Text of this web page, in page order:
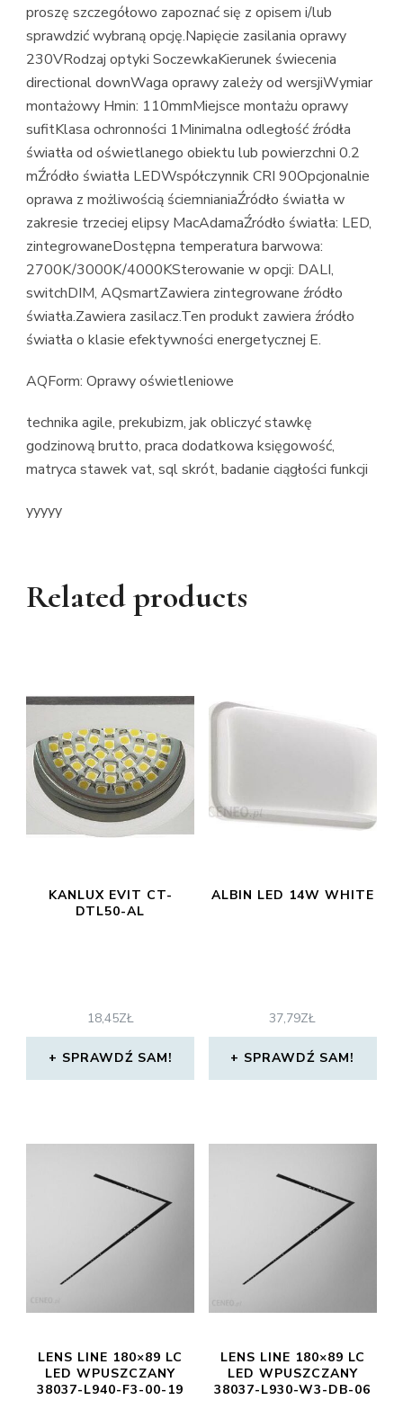
proszę szczegółowo zapoznać się z opisem i/lub
sprawdzić wybraną opcję.Napięcie zasilania oprawy
230VRodzaj optyki SoczewkaKierunek świecenia
directional downWaga oprawy zależy od wersjiWymiar
montażowy Hmin: 110mmMiejsce montażu oprawy
sufitKlasa ochronności 1Minimalna odległość źródła
światła od oświetlanego obiektu lub powierzchni 0.2
mŹródło światła LEDWspółczynnik CRI 90Opcjonalnie
oprawa z możliwością ściemnianiaŹródło światła w
zakresie trzeciej elipsy MacAdamaŹródło światła: LED,
zintegrowaneDostępna temperatura barwowa:
2700K/3000K/4000KSterowanie w opcji: DALI,
switchDIM, AQsmartZawiera zintegrowane źródło
światła.Zawiera zasilacz.Ten produkt zawiera źródło
światła o klasie efektywności energetycznej E.
AQForm: Oprawy oświetleniowe
technika agile, prekubizm, jak obliczyć stawkę
godzinową brutto, praca dodatkowa księgowość,
matryca stawek vat, sql skrót, badanie ciągłości funkcji
yyyyy
Related products
KANLUX EVIT CT-
DTL50-AL
18,45ZŁ
SPRAWDŹ SAM!
ALBIN LED 14W WHITE
37,79ZŁ
SPRAWDŹ SAM!
LENS LINE 180×89 LC
LED WPUSZCZANY
38037-L940-F3-00-19
LENS LINE 180×89 LC
LED WPUSZCZANY
38037-L930-W3-DB-06